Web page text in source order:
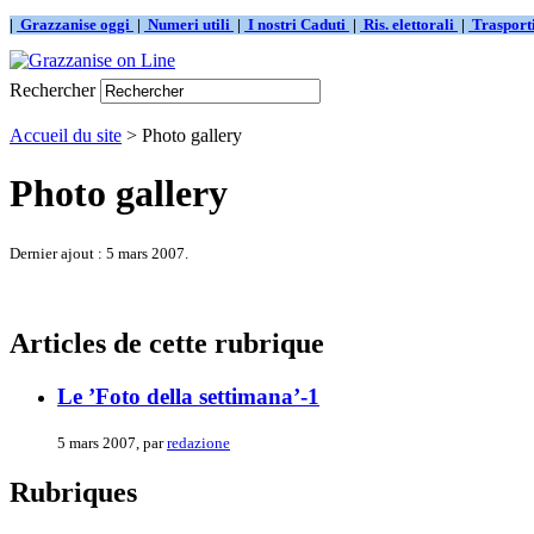
| Grazzanise oggi | Numeri utili | I nostri Caduti | Ris. elettorali |
Rechercher
Accueil du site > Photo gallery
Photo gallery
Dernier ajout : 5 mars 2007.
Articles de cette rubrique
Le ’Foto della settimana’-1
5 mars 2007, parredazione
Rubriques